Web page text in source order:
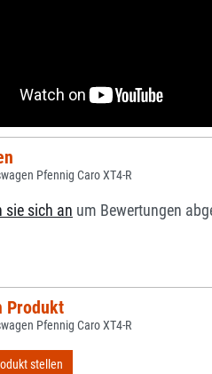
Pfennig Caro XT4-R
sie sich an um Bewertungen
Produkt
Pfennig Caro XT4-R
stellen